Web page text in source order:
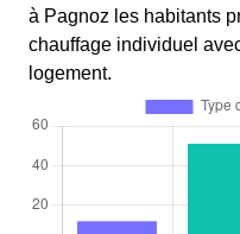
à Pagnoz les habitants
chauffage individuel
logement.